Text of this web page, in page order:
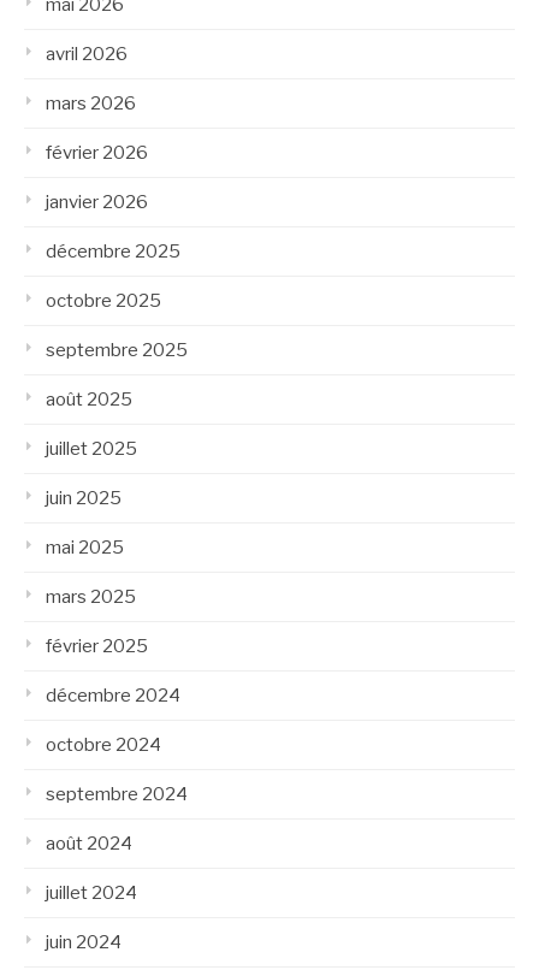
avril 2026
mars 2026
février 2026
janvier 2026
décembre 2025
octobre 2025
septembre 2025
août 2025
juillet 2025
juin 2025
mai 2025
mars 2025
février 2025
décembre 2024
octobre 2024
septembre 2024
août 2024
juillet 2024
juin 2024